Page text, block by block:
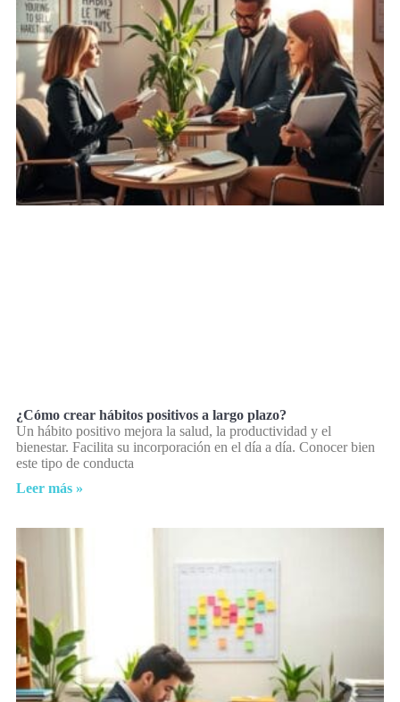
¿Cómo crear hábitos positivos a largo plazo?
Un hábito positivo mejora la salud, la productividad y el
bienestar. Facilita su incorporación en el día a día. Conocer bien
este tipo de conducta
Leer más »